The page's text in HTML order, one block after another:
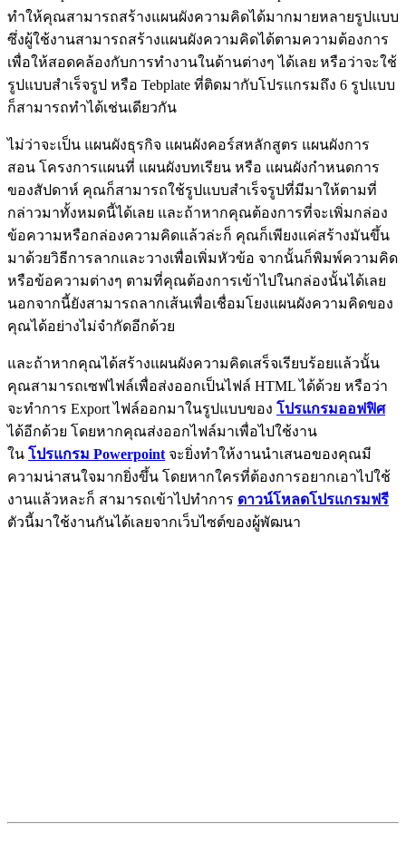
ทำให้คุณสามารถสร้างแผนผังความคิดได้มากมายหลายรูปแบบ
ซึ่งผู้ใช้งานสามารถสร้างแผนผังความคิดได้ตามความต้องการ
เพื่อให้สอดคล้องกับการทำงานในด้านต่างๆ ได้เลย หรือว่าจะใช้
รูปแบบสำเร็จรูป หรือ Tebplate ที่ติดมากับโปรแกรมถึง 6 รูปแบบ
ก็สามารถทำได้เช่นเดียวกัน
ไม่ว่าจะเป็น แผนผังธุรกิจ แผนผังคอร์สหลักสูตร แผนผังการ
สอน โครงการแผนที่ แผนผังบทเรียน หรือ แผนผังกำหนดการ
ของสัปดาห์ คุณก็สามารถใช้รูปแบบสำเร็จรูปที่มีมาให้ตามที่
กล่าวมาทั้งหมดนี้ได้เลย และถ้าหากคุณต้องการที่จะเพิ่มกล่อง
ข้อความหรือกล่องความคิดแล้วล่ะก็ คุณก็เพียงแค่สร้างมันขึ้น
มาด้วยวิธีการลากและวางเพื่อเพิ่มหัวข้อ จากนั้นก็พิมพ์ความคิด
หรือข้อความต่างๆ ตามที่คุณต้องการเข้าไปในกล่องนั้นได้เลย
นอกจากนี้ยังสามารถลากเส้นเพื่อเชื่อมโยงแผนผังความคิดของ
คุณได้อย่างไม่จำกัดอีกด้วย
และถ้าหากคุณได้สร้างแผนผังความคิดเสร็จเรียบร้อยแล้วนั้น
คุณสามารถเซฟไฟล์เพื่อส่งออกเป็นไฟล์ HTML ได้ด้วย หรือว่า
จะทำการ Export ไฟล์ออกมาในรูปแบบของ โปรแกรมออฟฟิศ
ได้อีกด้วย โดยหากคุณส่งออกไฟล์มาเพื่อไปใช้งาน
ใน โปรแกรม Powerpoint จะยิ่งทำให้งานนำเสนอของคุณมี
ความน่าสนใจมากยิ่งขึ้น โดยหากใครที่ต้องการอยากเอาไปใช้
งานแล้วหละก็ สามารถเข้าไปทำการ ดาวน์โหลดโปรแกรมฟรี
ตัวนี้มาใช้งานกันได้เลยจากเว็บไซต์ของผู้พัฒนา